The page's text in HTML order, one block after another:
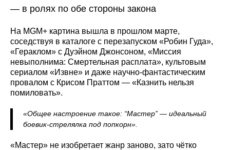
— в ролях по обе стороны закона
На MGM+ картина вышла в прошлом марте,
соседствуя в каталоге с перезапуском «Робин Гуда»,
«Гераклом» с Дуэйном Джонсоном, «Миссия
невыполнима: Смертельная расплата», культовым
сериалом «Извне» и даже научно‑фантастическим
провалом с Крисом Праттом — «Казнить нельзя
помиловать».
«Общее настроение такое: “Мастер” — идеальный
боевик‑стрелялка под попкорн».
«Мастер» не изобретает жанр заново, зато чётко